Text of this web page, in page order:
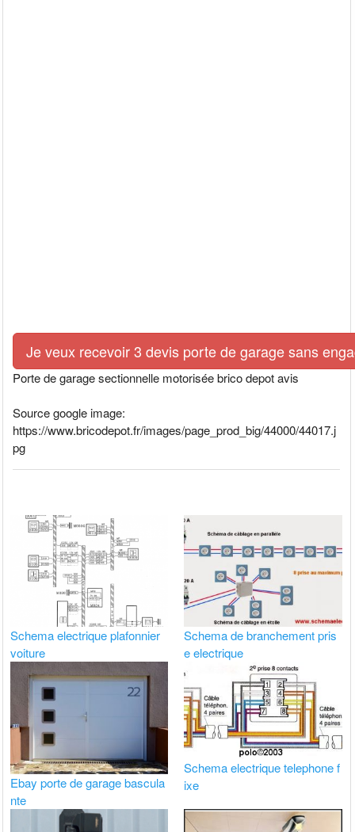
Je veux recevoir 3 devis porte de garage sans
Porte de garage sectionnelle motorisée brico depot avis
Source google image:
https://www.bricodepot.fr/images/page_prod_big/44000/44017.j
pg
Schema electrique plafonnier
voiture
Schema de branchement pris
e electrique
Ebay porte de garage bascula
nte
Schema electrique telephone f
ixe